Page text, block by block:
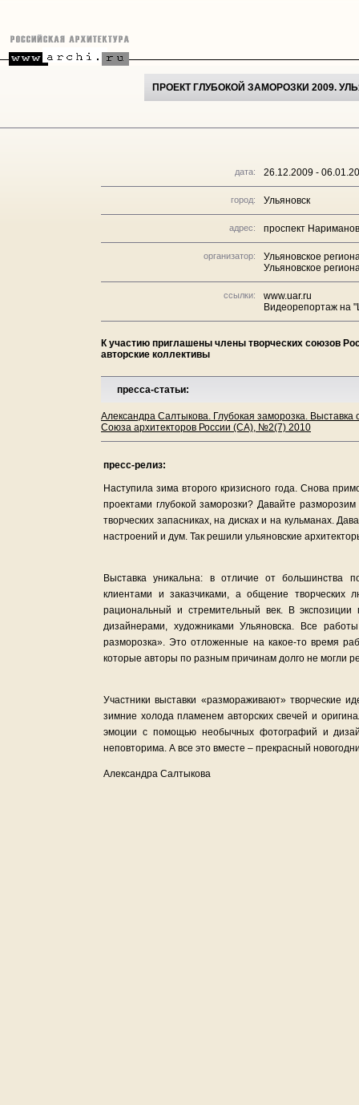
ПРОЕКТ ГЛУБОКОЙ ЗАМОРОЗКИ 2009.
дата: 26.12.2009 -
город: Ульяновск
адрес: проспект
организатор:
Ульяновское
Ульяновское
ссылки:
www.uar.ru
Видеорепортаж на
К участию приглашены члены творческих союзов
авторские коллективы
пресса-статьи:
Александра Салтыкова. Глубокая заморозка.
Союза архитекторов России (СА), №2(7) 2010
пресс-релиз:
Наступила зима второго кризисного года. Снова
проектами глубокой заморозки? Давайте
творческих запасниках, на дисках и на кульманах.
настроений и дум. Так решили ульяновские
Выставка уникальна: в отличие от большинства
клиентами и заказчиками, а общение
рациональный и стремительный век. В экспозиции
дизайнерами, художниками Ульяновска. Все
разморозка». Это отложенные на какое-то время
которые авторы по разным причинам долго не могли
Участники выставки «размораживают» творческие
зимние холода пламенем авторских свечей и
эмоции с помощью необычных фотографий и
неповторима. А все это вместе – прекрасный
Александра Салтыкова